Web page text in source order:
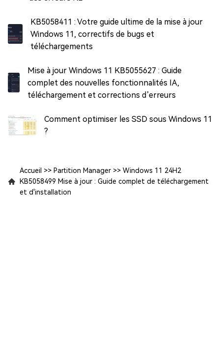
KB5058411 : Votre guide ultime de la mise à jour
Windows 11, correctifs de bugs et
téléchargements
Mise à jour Windows 11 KB5055627 : Guide
complet des nouvelles fonctionnalités IA,
téléchargement et corrections d’erreurs
Comment optimiser les SSD sous Windows 11
?
Accueil >> Partition Manager >> Windows 11 24H2
KB5058499 Mise à jour : Guide complet de téléchargement
et d'installation